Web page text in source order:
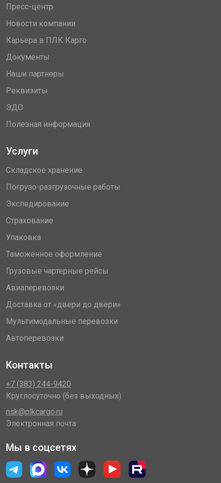
Пресс-центр
Новости компании
Карьера в ПЛК Карго
Документы
Наши партнеры
Реквизиты
ЭДО
Полезная информация
Услуги
Складское хранение
Погрузо-разгрузочные работы
Экспедирование
Страхование
Упаковка
Таможенное оформление
Грузовые чартерные рейсы
Авиаперевозки
Доставка от «двери до двери»
Мультимодальные перевозки
Автоперевозки
Контакты
+7 (383) 244-9420
Круглосуточно (без выходных)
nsk@plkcargo.ru
Электронная почта
Мы в соцсетях